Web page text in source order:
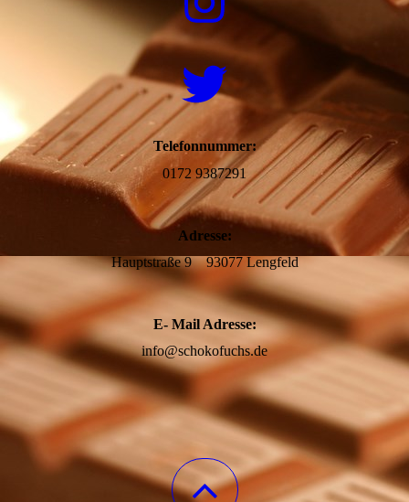
Telefonnummer:
0172 9387291
Adresse:
Hauptstraße 9 93077 Lengfeld
E- Mail Adresse:
info@schokofuchs.de